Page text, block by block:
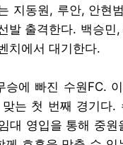
지동원, 루안, 안현
발 출격한다. 백승민
치에서 대기한다.
승에 빠진 수원FC.
는 첫 번째 경기다.
대 영입을 통해 중